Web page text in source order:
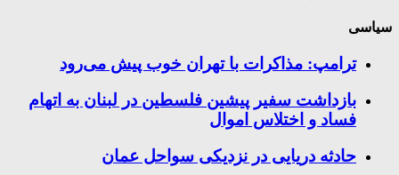
سیاسی
ترامپ: مذاکرات با تهران خوب پیش می‌رود
بازداشت سفیر پیشین فلسطین در لبنان به اتهام
فساد و اختلاس اموال
حادثه دریایی در نزدیکی سواحل عمان